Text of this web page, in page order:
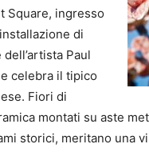
Square, ingresso
di
Paul
celebra il tipico
Fiori di
montati su aste
storici, meritano una